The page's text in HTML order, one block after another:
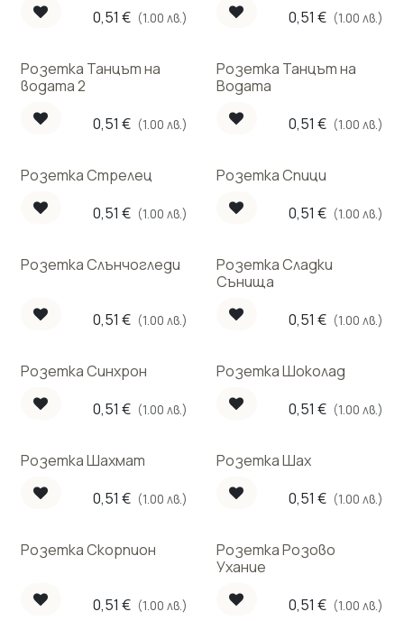
0,51 € (1.00 лв.) 0,51 € (1.00 лв.)
Розетка Танцът на
водата 2
0,51 € (1.00 лв.)
Розетка Танцът на
Водата
0,51 € (1.00 лв.)
Розетка Стрелец
0,51 € (1.00 лв.)
Розетка Спици
0,51 € (1.00 лв.)
Розетка Слънчогледи
0,51 € (1.00 лв.)
Розетка Сладки
Сънища
0,51 € (1.00 лв.)
Розетка Синхрон
0,51 € (1.00 лв.)
Розетка Шоколад
0,51 € (1.00 лв.)
Розетка Шахмат
0,51 € (1.00 лв.)
Розетка Шах
0,51 € (1.00 лв.)
Розетка Скорпион
0,51 € (1.00 лв.)
Розетка Розово
Ухание
0,51 € (1.00 лв.)